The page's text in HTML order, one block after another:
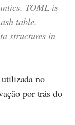
TOML is
table.
structures in
no
por trás do